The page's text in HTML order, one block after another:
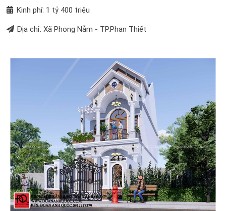
Kinh phí: 1 tỷ 400 triệu
Địa chỉ: Xã Phong Nẫm - TP.Phan Thiết